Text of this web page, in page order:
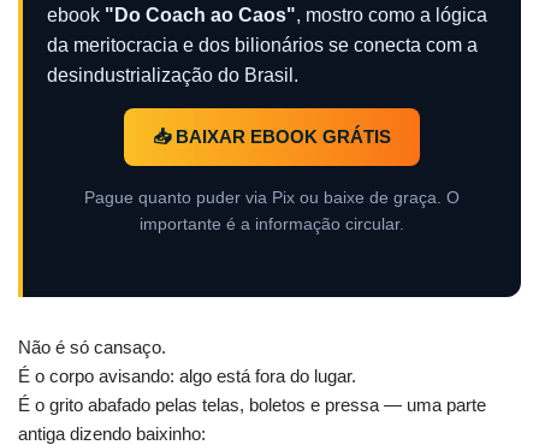
ebook "Do Coach ao Caos", mostro como a lógica
da meritocracia e dos bilionários se conecta com a
desindustrialização do Brasil.
📥 BAIXAR EBOOK GRÁTIS
Pague quanto puder via Pix ou baixe de graça. O
importante é a informação circular.
Não é só cansaço.
É o corpo avisando: algo está fora do lugar.
É o grito abafado pelas telas, boletos e pressa — uma parte
antiga dizendo baixinho: